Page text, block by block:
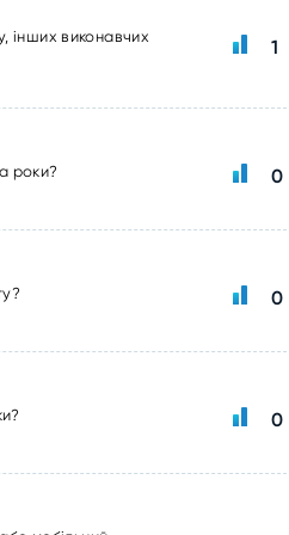
інших виконавчих
1
роки? 0
0
0